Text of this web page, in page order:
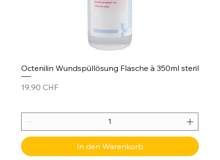
Octenilin Wundspüllösung Flasche à 350ml steril
Preis
19,90 CHF
In den Warenkorb